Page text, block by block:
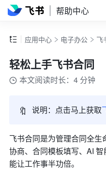
帮助中心
应用中心 电子办公 飞
轻松上手飞书合同
本文阅读时长：4 分钟
🔖 说明：点击马上获取
飞书合同是为管理合同全
协商、合同模板填写、AI
能让工作事半功倍。